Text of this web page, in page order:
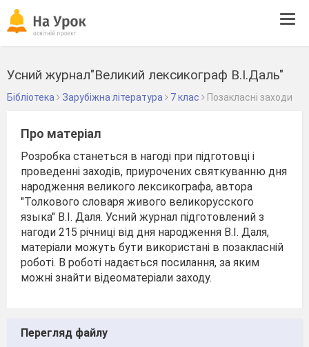
Усний журнал"Великий лексикограф В.І.Даль"
Бібліотека Зарубіжна література 7 клас Позакласні заходи
Про матеріал
Розробка станеться в нагоді при підготовці і
проведенні заходів, приурочених святкуванню дня
народження великого лексикографа, автора
"Толкового словаря живого великорусского
языка" В.І. Даля. Усний журнал підготовлений з
нагоди 215 річниці від дня народження В.І. Даля,
матеріали можуть бути використані в позакласній
роботі. В роботі надається посилання, за яким
можні знайти відеоматеріали заходу.
Перегляд файлу